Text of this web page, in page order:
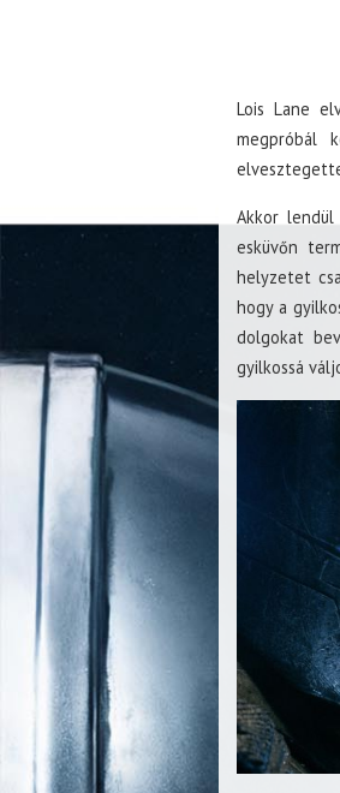
Lois Lane
megpróbál
Akkor
esküvőn
helyzetet
hogy a
dolgokat
gyilkossá